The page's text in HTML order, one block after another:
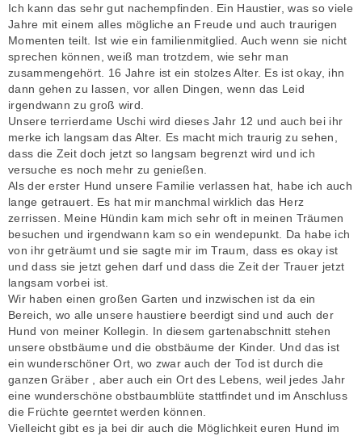
a
g
Ich kann das sehr gut nachempfinden. Ein Haustier, was so viele
Jahre mit einem alles mögliche an Freude und auch traurigen
Momenten teilt. Ist wie ein familienmitglied. Auch wenn sie nicht
sprechen können, weiß man trotzdem, wie sehr man
zusammengehört. 16 Jahre ist ein stolzes Alter. Es ist okay, ihn
dann gehen zu lassen, vor allen Dingen, wenn das Leid
irgendwann zu groß wird.
Unsere terrierdame Uschi wird dieses Jahr 12 und auch bei ihr
merke ich langsam das Alter. Es macht mich traurig zu sehen,
dass die Zeit doch jetzt so langsam begrenzt wird und ich
versuche es noch mehr zu genießen.
Als der erster Hund unsere Familie verlassen hat, habe ich auch
lange getrauert. Es hat mir manchmal wirklich das Herz
zerrissen. Meine Hündin kam mich sehr oft in meinen Träumen
besuchen und irgendwann kam so ein wendepunkt. Da habe ich
von ihr geträumt und sie sagte mir im Traum, dass es okay ist
und dass sie jetzt gehen darf und dass die Zeit der Trauer jetzt
langsam vorbei ist.
Wir haben einen großen Garten und inzwischen ist da ein
Bereich, wo alle unsere haustiere beerdigt sind und auch der
Hund von meiner Kollegin. In diesem gartenabschnitt stehen
unsere obstbäume und die obstbäume der Kinder. Und das ist
ein wunderschöner Ort, wo zwar auch der Tod ist durch die
ganzen Gräber , aber auch ein Ort des Lebens, weil jedes Jahr
eine wunderschöne obstbaumblüte stattfindet und im Anschluss
die Früchte geerntet werden können.
Vielleicht gibt es ja bei dir auch die Möglichkeit euren Hund im